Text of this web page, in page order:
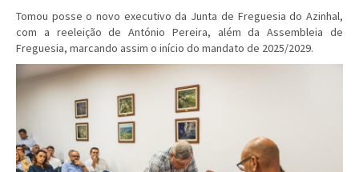
Tomou posse o novo executivo da Junta de Freguesia do Azinhal,
com a reeleição de António Pereira, além da Assembleia de
Freguesia, marcando assim o início do mandato de 2025/2029.